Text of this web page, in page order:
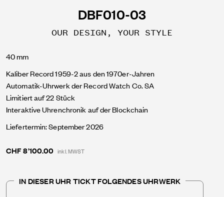
DBF010-03
OUR DESIGN, YOUR STYLE
40 mm
Kaliber Record 1959-2 aus den 1970er-Jahren
Automatik-Uhrwerk derRecord Watch Co. SA
Limitiert auf 22 Stück
Interaktive Uhrenchronik auf der Blockchain
Liefertermin: September 2026
CHF 8’100.00 inkl. MWST
IN DIESER UHR TICKT FOLGENDES UHRWERK